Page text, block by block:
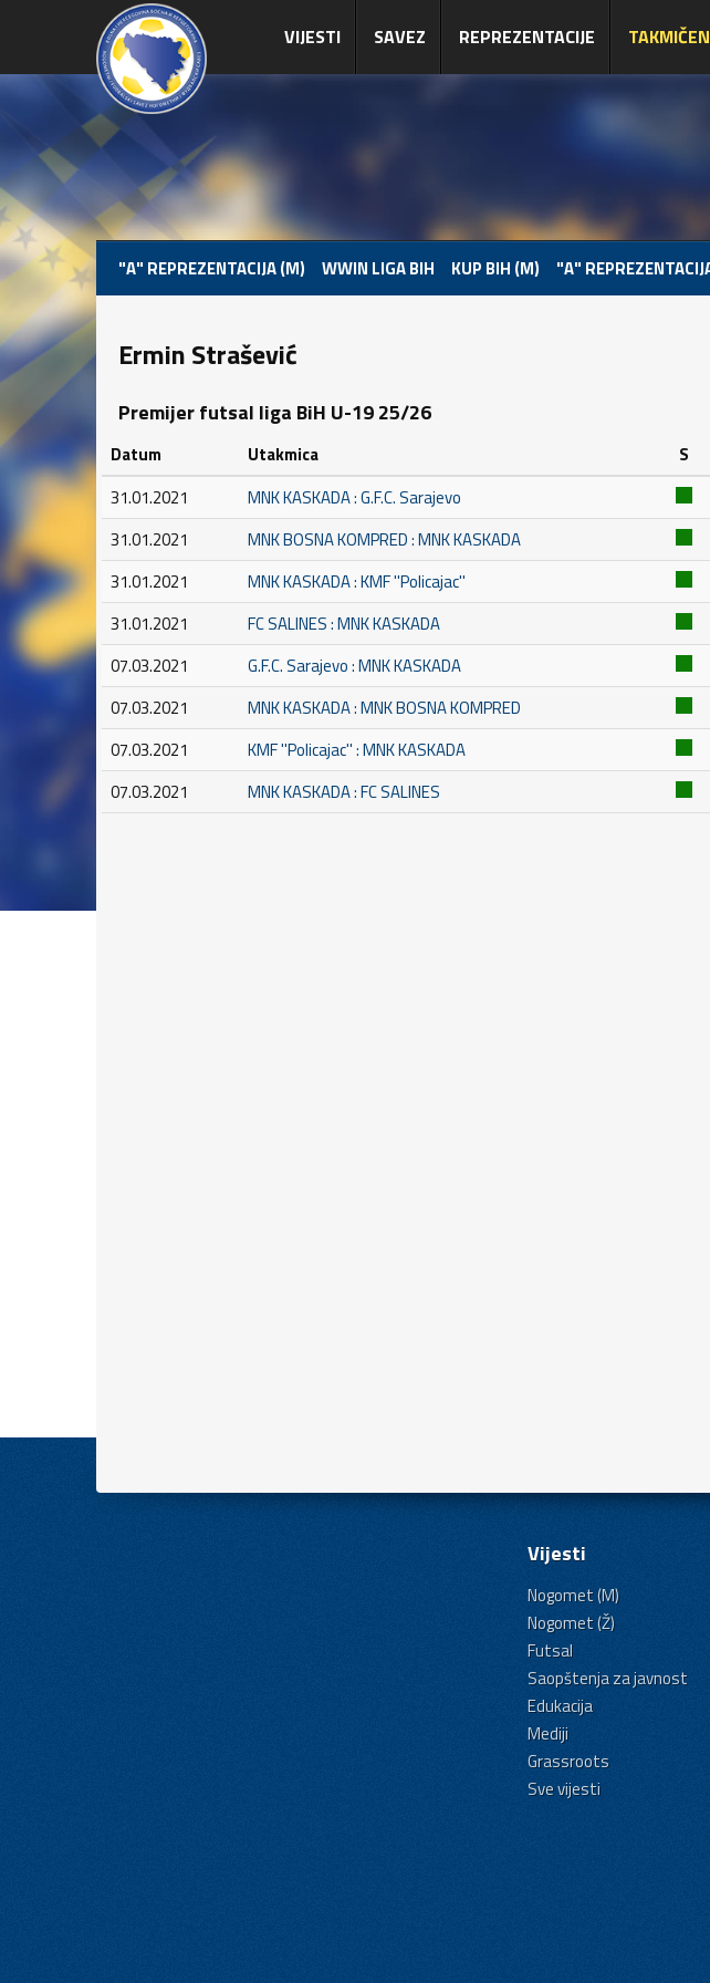
VIJESTI SAVEZ REPREZENTACIJE
"A" REPREZENTACIJA (M) WWIN LIGA BIH KUP BIH (M) "A"
Ermin Strašević
Premijer futsal liga BiH U-19 25/26
Datum Utakmica S
31.01.2021
MNK KASKADA : G.F.C. Sarajevo
31.01.2021
MNK BOSNA KOMPRED : MNK KASKADA
31.01.2021
MNK KASKADA : KMF ''Policajac''
31.01.2021
FC SALINES : MNK KASKADA
07.03.2021
G.F.C. Sarajevo : MNK KASKADA
07.03.2021
MNK KASKADA : MNK BOSNA KOMPRED
07.03.2021
KMF ''Policajac'' : MNK KASKADA
07.03.2021
MNK KASKADA : FC SALINES
Vijesti
Nogomet (M)
Nogomet (Ž)
Futsal
Saopštenja za javnost
Edukacija
Mediji
Grassroots
Sve vijesti